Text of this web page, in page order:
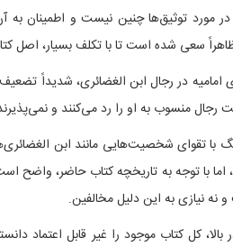
در مورد توثیق‌ها چنین نیست و اطمینان
سعی شده است تا با تکلف بسیار، اصل
امامیه در رجال ابن الغضائری، شدیداً
رجال منسوب به او را رد می‌کنند و
با تقوای شخصیت‌هایی مانند ابن
اما با توجه به تاریخچه کتاب حاضر، واضح
نه نیازی به این دلیل مخالفین.
کل کتاب موجود را غیر قابل اعتماد